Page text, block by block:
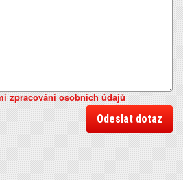
zpracování osobních údajů
Odeslat dotaz